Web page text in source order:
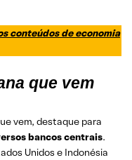
conteúdos de economia
que vem
vem, destaque para
bancos centrais.
Unidos e Indonésia